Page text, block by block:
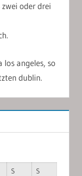
oder drei
los angeles, so
dublin.
S
S